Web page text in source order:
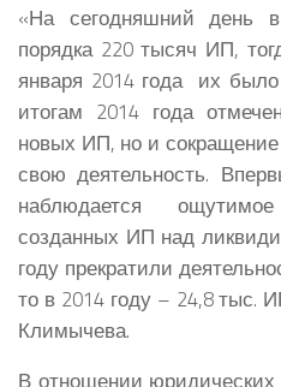
«На сегодняшний день
порядка 220 тысяч ИП,
января 2014 года их
итогам 2014 года
новых ИП, но и
свою деятельность.
наблюдается
созданных ИП над
году прекратили
то в 2014 году – 24,8 тыс.
Климычева.
В отношении юридических